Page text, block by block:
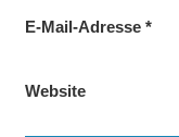
E-Mail-Adresse *
Website